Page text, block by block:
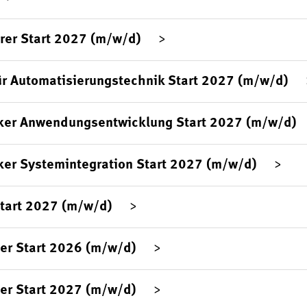
Start 2027 (m/w/d)
Automatisierungstechnik Start 2027 (m/w/d)
Anwendungsentwicklung Start 2027 (m/w/d)
Systemintegration Start 2027 (m/w/d)
2027 (m/w/d)
Start 2026 (m/w/d)
Start 2027 (m/w/d)